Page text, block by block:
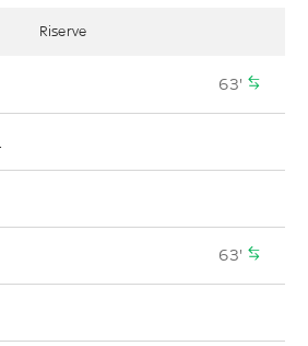
Riserve
63'
63'